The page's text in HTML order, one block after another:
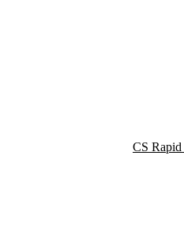
CS Rapid